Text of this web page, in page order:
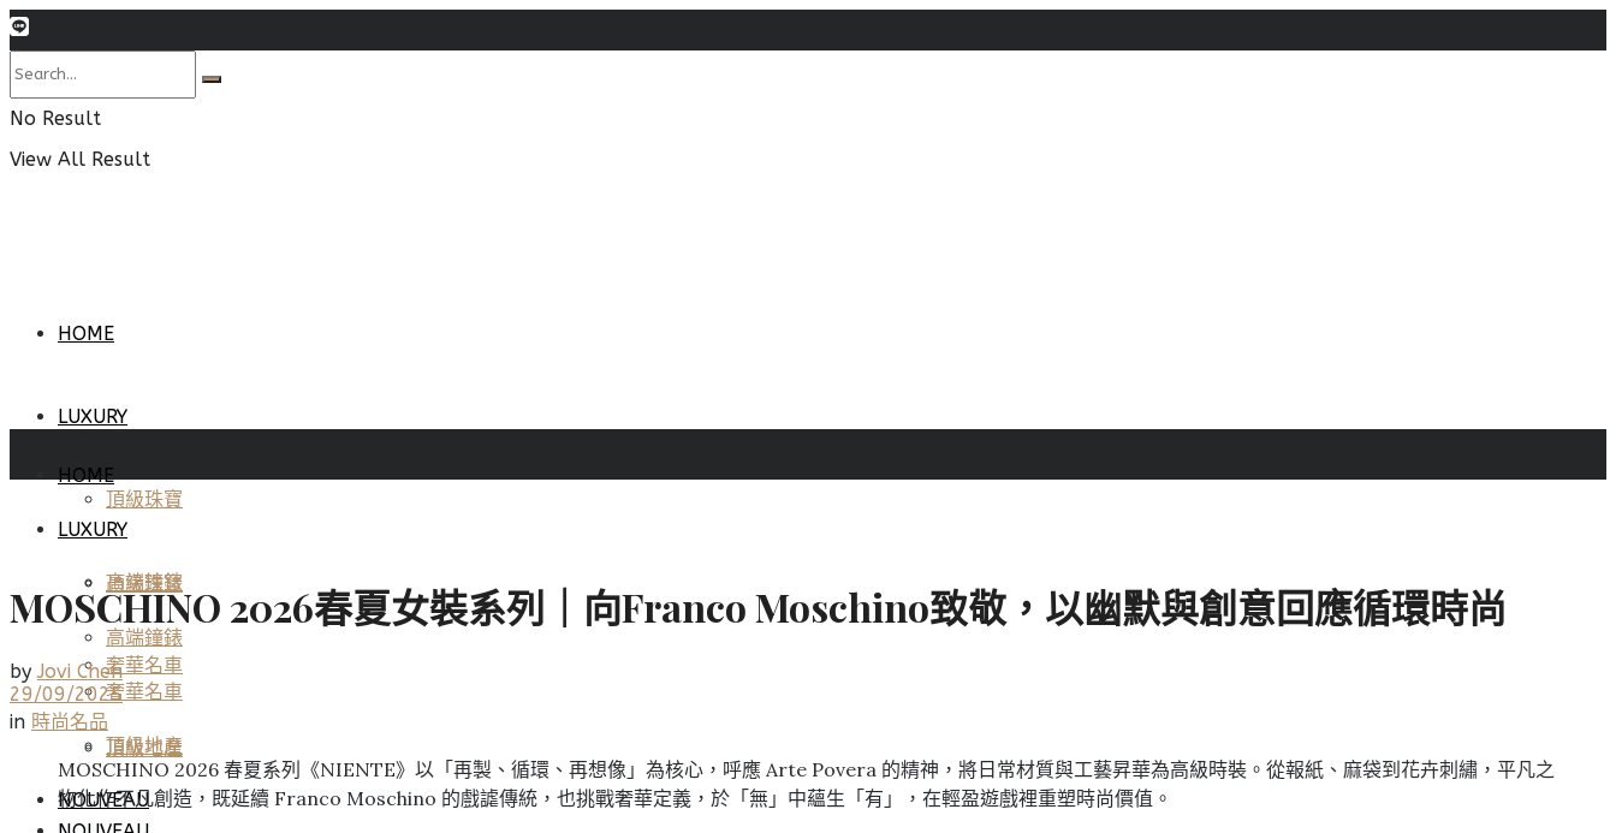
No Result
View All Result
HOME
LUXURY
頂級珠寶
高端鐘錶
奢華名車
頂級地產
HOME
LUXURY
頂級珠寶
高端鐘錶
奢華名車
頂級地產
NOUVEAU
MOSCHINO 2026春夏女裝系列｜向Franco Moschino致敬，以幽默與創意回應循環時尚
by Jovi Chen
29/09/2025
in 時尚名品
MOSCHINO 2026 春夏系列《NIENTE》以「再製、循環、再想像」為核心，呼應 Arte Povera 的精神，將日常材質與工藝昇華為高級時裝。從報紙、麻袋到花卉刺繡，平凡之
物化作不凡創造，既延續 Franco Moschino 的戲謔傳統，也挑戰奢華定義，於「無」中蘊生「有」，在輕盈遊戲裡重塑時尚價值。